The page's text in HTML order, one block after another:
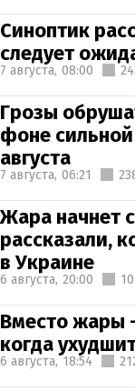
Синоптик
следует
7 августа, 08:00
Грозы
фоне
августа
7 августа, 06:21
Жара начнет
рассказали,
в Украине
6 августа, 20:00
Вместо жары
когда
6 августа, 18:54